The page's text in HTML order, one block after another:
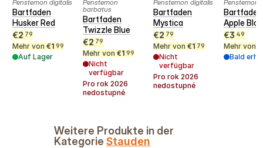
Penstemon digitalis
Bartfaden
Husker Red
€2 79
Mehr von €1 99
Auf Lager
Penstemon
barbatus
Bartfaden
Twizzle Blue
€2 79
Mehr von €1 99
Nicht
verfügbar
Pro rok 2026
nedostupné
Penstemon digitalis
Bartfaden
Mystica
€2 79
Mehr von €1 79
Nicht
verfügbar
Pro rok 2026
nedostupné
Penstemon
Bartfaden
Apple
€3 49
Mehr von
Bald
Weitere Produkte in der
Kategorie Stauden